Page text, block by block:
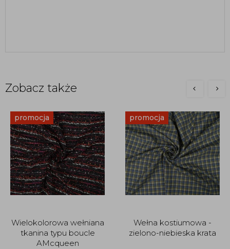
Zobacz także
promocja
Wielokolorowa wełniana
tkanina typu boucle
AMcqueen
promocja
Wełna kostiumowa -
zielono-niebieska krata